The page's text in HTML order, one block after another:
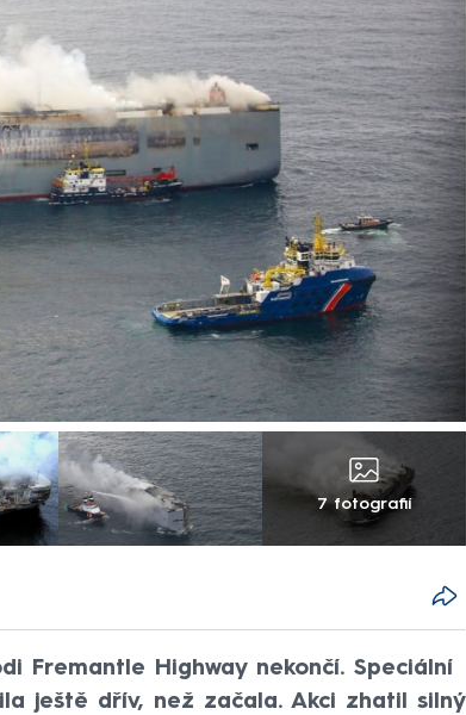
7 fotografií
Fremantle Highway nekončí. Speciální
ještě dřív, než začala. Akci zhatil silný